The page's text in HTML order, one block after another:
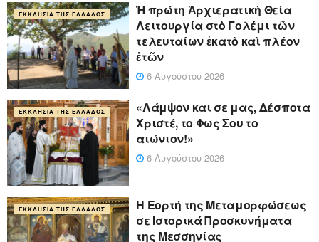
ΕΚΚΛΗΣΊΑ ΤΗΣ ΕΛΛΆΔΟΣ
Ἡ πρώτη Ἀρχιερατικὴ Θεία
Λειτουργία στὸ Γολέμι τῶν
τελευταίων ἑκατὸ καὶ πλέον
ἐτῶν
6 Αυγούστου 2026
ΕΚΚΛΗΣΊΑ ΤΗΣ ΕΛΛΆΔΟΣ
«Λάμψον και σε μας, Δέσποτα
Χριστέ, το Φως Σου το
αιώνιον!»
6 Αυγούστου 2026
ΕΚΚΛΗΣΊΑ ΤΗΣ ΕΛΛΆΔΟΣ
Η Εορτή της Μεταμορφώσεως
σε Ιστορικά Προσκυνήματα
της Μεσσηνίας